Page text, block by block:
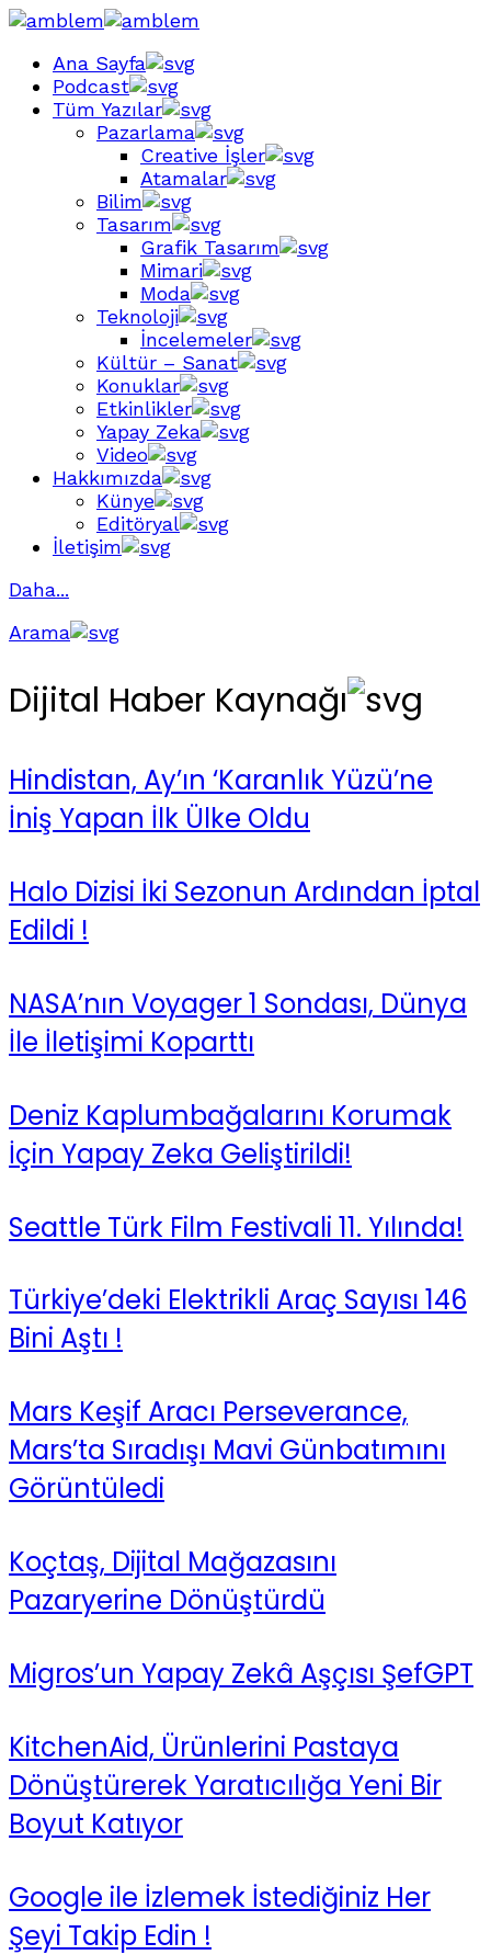
Ana Sayfa
Podcast
Tüm Yazılar
Pazarlama
Creative İşler
Atamalar
Bilim
Tasarım
Grafik Tasarım
Mimari
Moda
Teknoloji
İncelemeler
Kültür – Sanat
Konuklar
Etkinlikler
Yapay Zeka
Video
Hakkımızda
Künye
Editöryal
İletişim
Daha...
Arama
Dijital Haber Kaynağı
Hindistan, Ay’ın ‘Karanlık Yüzü’ne
İniş Yapan İlk Ülke Oldu
Halo Dizisi İki Sezonun Ardından İptal
Edildi !
NASA’nın Voyager 1 Sondası, Dünya
İle İletişimi Koparttı
Deniz Kaplumbağalarını Korumak
İçin Yapay Zeka Geliştirildi!
Seattle Türk Film Festivali 11. Yılında!
Türkiye’deki Elektrikli Araç Sayısı 146
Bini Aştı !
Mars Keşif Aracı Perseverance,
Mars’ta Sıradışı Mavi Günbatımını
Görüntüledi
Koçtaş, Dijital Mağazasını
Pazaryerine Dönüştürdü
Migros’un Yapay Zekâ Aşçısı ŞefGPT
KitchenAid, Ürünlerini Pastaya
Dönüştürerek Yaratıcılığa Yeni Bir
Boyut Katıyor
Google ile İzlemek İstediğiniz Her
Şeyi Takip Edin !